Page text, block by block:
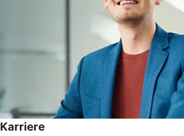
Karriere